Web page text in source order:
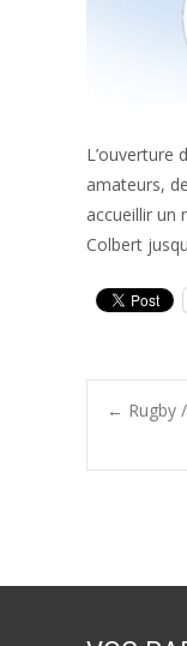
L’ouverture
amateurs,
accueillir un
Colbert
← Rugby